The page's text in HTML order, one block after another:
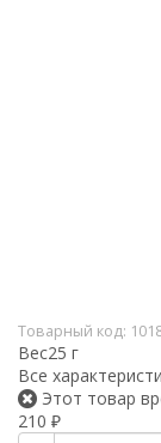
Товарный код:
Вес25 г
Все
Этот товар
210 ₽